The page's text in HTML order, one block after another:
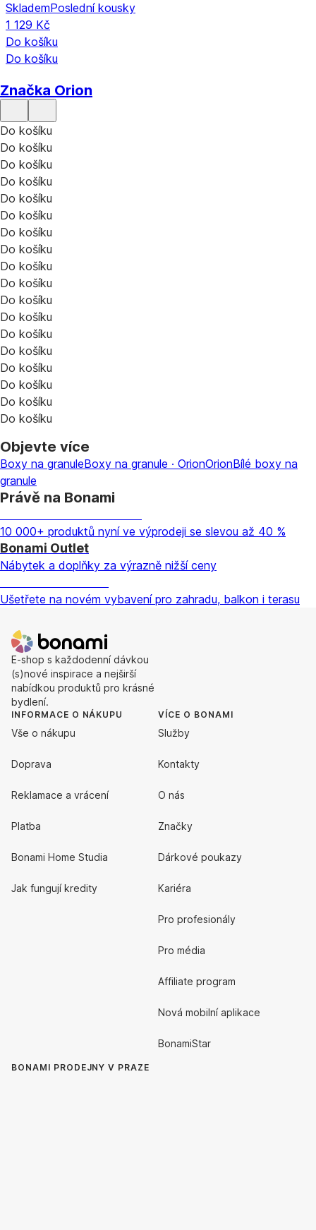
SklademPoslední kousky
1 129 Kč
Do košíku
Do košíku
Značka Orion
Do košíku
Do košíku
Do košíku
Do košíku
Do košíku
Do košíku
Do košíku
Do košíku
Do košíku
Do košíku
Do košíku
Do košíku
Do košíku
Do košíku
Do košíku
Do košíku
Do košíku
Do košíku
Objevte více
Boxy na granuleBoxy na granule · OrionOrionBílé boxy na
granule
Právě na Bonami
10 000+ produktů nyní ve výprodeji se slevou až 40 %
Bonami Outlet
Nábytek a doplňky za výrazně nižší ceny
Ušetřete na novém vybavení pro zahradu, balkon i terasu
E-shop s každodenní dávkou
(s)nové inspirace a nejširší
nabídkou produktů pro krásné
bydlení.
INFORMACE O NÁKUPU
Vše o nákupu
Doprava
Reklamace a vrácení
Platba
Bonami Home Studia
Jak fungují kredity
VÍCE O BONAMI
Služby
Kontakty
O nás
Značky
Dárkové poukazy
Kariéra
Pro profesionály
Pro média
Affiliate program
Nová mobilní aplikace
BonamiStar
BONAMI PRODEJNY V PRAZE